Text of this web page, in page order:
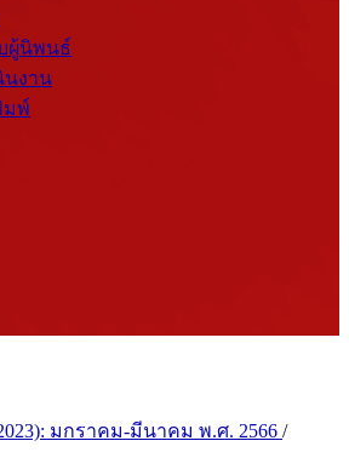
ผู้นิพนธ์
นงาน
มพ์
มกราคม-มีนาคม พ.ศ. 2566 /